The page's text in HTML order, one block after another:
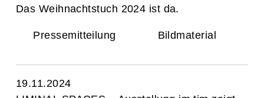
Das Weihnachtstuch 2024 ist da.
Pressemitteilung Bildmaterial
19.11.2024